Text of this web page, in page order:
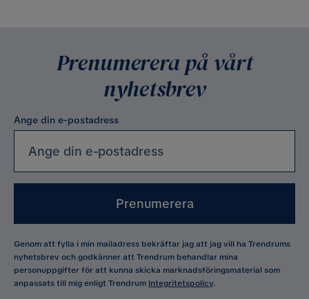
Prenumerera på vårt
nyhetsbrev
Ange din e-postadress
Prenumerera
Genom att fylla i min mailadress bekräftar jag att jag vill ha Trendrums
nyhetsbrev och godkänner att Trendrum behandlar mina
personuppgifter för att kunna skicka marknadsföringsmaterial som
anpassats till mig enligt Trendrum Integritetspolicy.